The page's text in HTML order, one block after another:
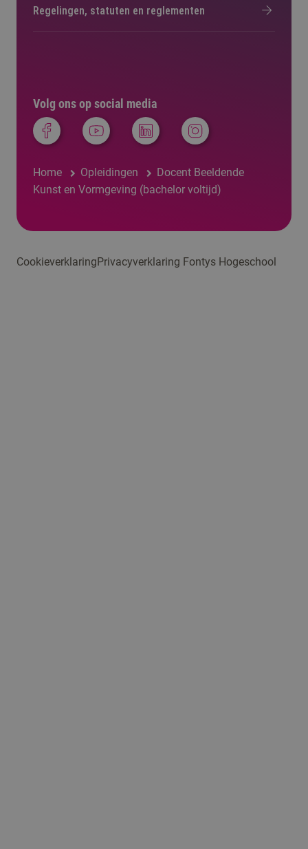
Volg ons op social media
Home Opleidingen
Docent Beeldende
Kunst en Vormgeving (bachelor voltijd)
Regelingen, statuten en reglementen
Cookieverklaring Privacyverklaring Fontys Hogeschool